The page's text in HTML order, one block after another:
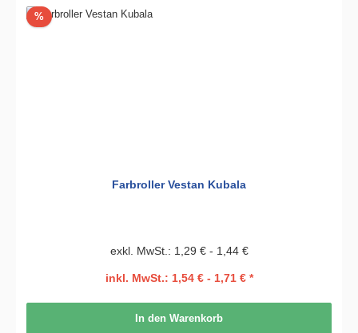
%Rabatt
Farbroller Vestan Kubala
exkl. MwSt.: 1,29 € - 1,44 €
inkl. MwSt.: 1,54 € - 1,71 € *
In den Warenkorb